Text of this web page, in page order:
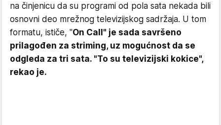
na činjenicu da su programi od pola sata nekada bili
osnovni deo mrežnog televizijskog sadržaja. U tom
formatu, ističe, "On Call" je sada savršeno
prilagođen za striming, uz mogućnost da se
odgleda za tri sata. "To su televizijski kokice",
rekao je.